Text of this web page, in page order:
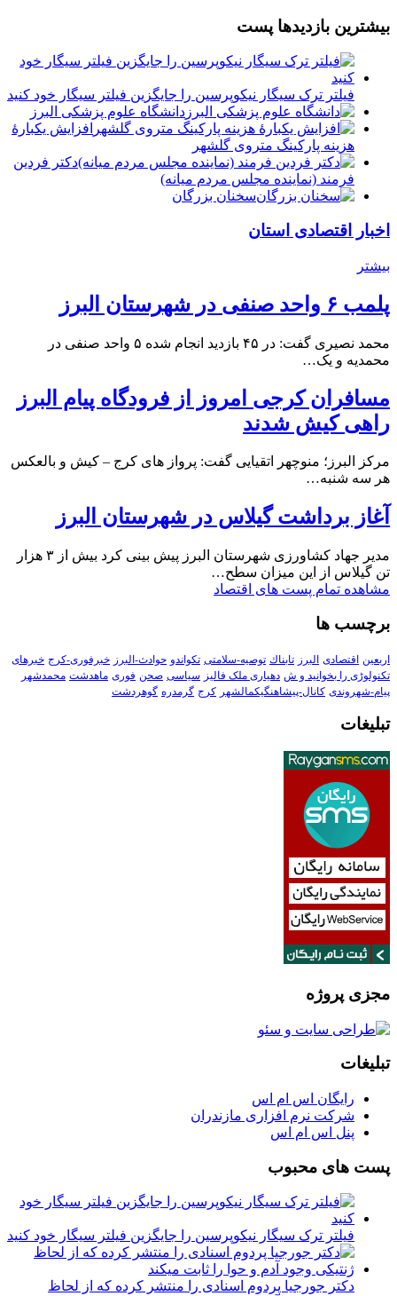
بیشترین بازدیدها پست
فیلتر ترک سیگار نیکوپرسین را جایگزین فیلتر سیگار خود کنید
دانشگاه علوم پزشکی البرز
افزایش یکبارۀ
هزینه پارکینگ متروی گلشهر
دكتر فردين
فرمند (نماينده مجلس مردم میانه)
سخنان بزرگان
اخبار اقتصادی استان
بیشتر
پلمب ۶ واحد صنفی در شهرستان البرز
محمد نصیری گفت: در ۴۵ بازدید انجام شده ۵ واحد صنفی در
محمدیه و یک…
مسافران کرجی امروز از فرودگاه پیام البرز
راهی کیش شدند
مرکز البرز؛ منوچهر اتقیایی گفت: پرواز های کرج – کیش و بالعکس
هر سه شنبه…
آغاز برداشت گیلاس در شهرستان البرز
مدیر جهاد کشاورزی شهرستان البرز پیش بینی کرد بیش از ۳ هزار
تن گیلاس از این میزان سطح…
مشاهده تمام پست های اقتصاد
برچسب ها
اربعین اقتصادی البرز تابناك توصیه-سلامتی تکواندو حوادث-البرز خبرفوری-کرج خبرهای
تکنولوڑی را بخوانید و ش دهیاری ملک فالیز سیاسی صحن فوری ماهدشت محمدشهر
پیام-شهروندی کانال-پیشاهنگیکمالشهر کرج گرمدره گوهردشت
تبلیغات
مجزی پروژه
تبلیغات
رایگان اس ام اس
شرکت نرم افزاری مازندران
پنل اس ام اس
پست های محبوب
فیلتر ترک سیگار نیکوپرسین را جایگزین فیلتر سیگار خود کنید
دکتر جورجیا پردوم اسنادی را منتشر کرده که از لحاظ